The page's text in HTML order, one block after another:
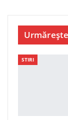
STIRI